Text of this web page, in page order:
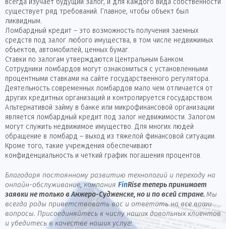
всегда изучает будущий залог, и для каждого вида собственности
существует ряд требований. Главное, чтобы объект был
ликвидным.
Ломбардный кредит – это возможность получения заемных
средств под залог любого имущества, в том числе недвижимых
объектов, автомобилей, ценных бумаг.
Ставки по залогам утверждаются Центральным Банком.
Сотрудники ломбардов могут ознакомиться с установленными
процентными ставками на сайте государственного регулятора.
Деятельность современных ломбардов мало чем отличается от
других кредитных организаций и контролируется государством.
Альтернативой займу в банке или микрофинансовой организации
является ломбардный кредит под залог недвижимости. Залогом
могут служить недвижимое имущество. Для многих людей
обращение в ломбард – выход из тяжелой финансовой ситуации.
Кроме того, такие учреждения обеспечивают
конфиденциальность и четкий график погашения процентов.
Благодаря постоянному развитию технологий и переходу на
онлайн-обслуживание, компания FinRise теперь принимает
заявки не только в Анжеро-Судженске, но и по всей стране. Мы
всегда рады приветствовать вас и ответить на все ваши
вопросы. Присоединяйтесь к числу наших довольных клиентов
и убедитесь в качестве наших услуг!